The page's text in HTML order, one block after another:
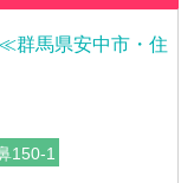
馬県安中市・住
150-1